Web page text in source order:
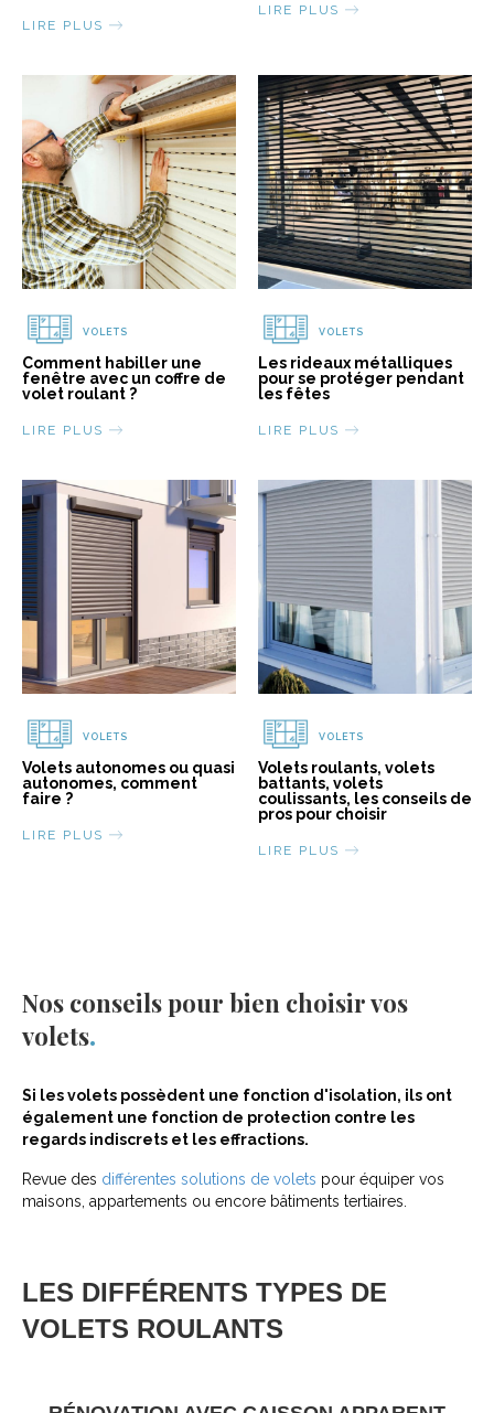
LIRE PLUS
LIRE PLUS
VOLETS
Comment habiller une
fenêtre avec un coffre de
volet roulant ?
LIRE PLUS
VOLETS
Les rideaux métalliques
pour se protéger pendant
les fêtes
LIRE PLUS
VOLETS
Volets autonomes ou quasi
autonomes, comment
faire ?
LIRE PLUS
VOLETS
Volets roulants, volets
battants, volets
coulissants, les conseils de
pros pour choisir
LIRE PLUS
Nos conseils pour bien choisir vos
volets
Si les volets possèdent une fonction d'isolation, ils ont
également une fonction de protection contre les
regards indiscrets et les effractions.
Revue des différentes solutions de volets pour équiper vos
maisons, appartements ou encore bâtiments tertiaires.
LES DIFFÉRENTS TYPES DE
VOLETS ROULANTS